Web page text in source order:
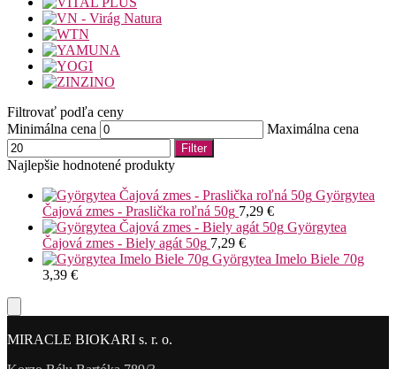
Filtrovať podľa ceny
Minimálna cena
Maximálna cena
Filter
Najlepšie hodnotené produkty
Györgytea
Čajová zmes - Praslička roľná 50g 7,29 €
Györgytea
Čajová zmes - Biely agát 50g 7,29 €
Györgytea Imelo Biele 70g
3,39 €
MIRACLE BIOKARI s. r. o.